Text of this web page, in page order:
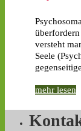
versteht
Seele
mehr lesen